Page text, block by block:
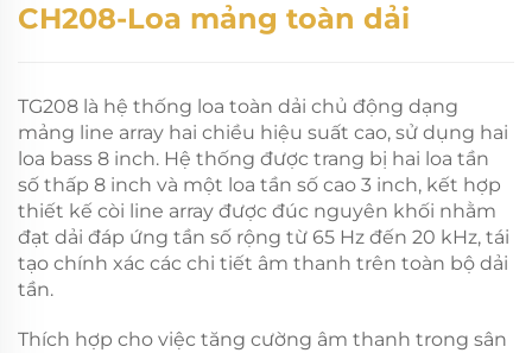
CH208-Loa mảng toàn dải
TG208 là hệ thống loa toàn dải chủ động dạng
mảng line array hai chiều hiệu suất cao, sử dụng hai
loa bass 8 inch. Hệ thống được trang bị hai loa tần
số thấp 8 inch và một loa tần số cao 3 inch, kết hợp
thiết kế còi line array được đúc nguyên khối nhằm
đạt dải đáp ứng tần số rộng từ 65 Hz đến 20 kHz, tái
tạo chính xác các chi tiết âm thanh trên toàn bộ dải
tần.
Thích hợp cho việc tăng cường âm thanh trong sân